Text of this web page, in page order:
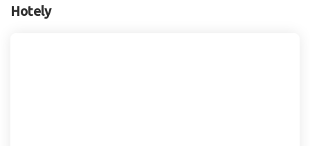
Hotely